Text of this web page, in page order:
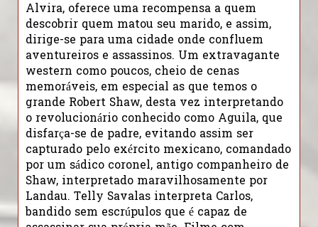
Alvira, oferece uma recompensa a quem
descobrir quem matou seu marido, e assim,
dirige-se para uma cidade onde confluem
aventureiros e assassinos. Um extravagante
western como poucos, cheio de cenas
memoráveis, em especial as que temos o
grande Robert Shaw, desta vez interpretando
o revolucionário conhecido como Aguila, que
disfarça-se de padre, evitando assim ser
capturado pelo exército mexicano, comandado
por um sádico coronel, antigo companheiro de
Shaw, interpretado maravilhosamente por
Landau. Telly Savalas interpreta Carlos,
bandido sem escrúpulos que é capaz de